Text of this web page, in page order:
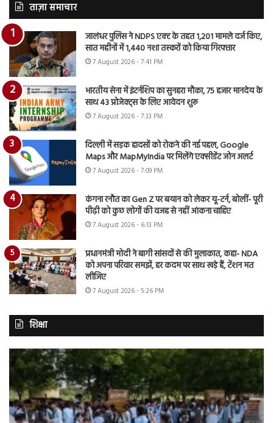
ताज़ा समाचार
जालंधर पुलिस ने NDPS एक्ट के तहत 1,201 मामले दर्ज किए,
सात महीनों में 1,440 नशा तस्करों को किया गिरफ्तार
7 August 2026 - 7:41 PM
भारतीय सेना में इंटर्नशिप का सुनहरा मौका, 75 हजार मानदेय के
साथ 43 प्रोजेक्ट्स के लिए आवेदन शुरू
7 August 2026 - 7:33 PM
दिल्ली में सड़क हादसों को रोकने की नई पहल, Google
Maps और MapMyIndia पर मिलेंगे एक्सीडेंट जोन अलर्ट
7 August 2026 - 7:09 PM
कंगना रनौत का Gen Z पर बयान को लेकर यू-टर्न, बोलीं- पूरी
पीढ़ी को कुछ लोगों की वजह से नहीं आंकना चाहिए
7 August 2026 - 6:13 PM
प्रधानमंत्री मोदी ने बागी सांसदों से की मुलाकात, कहा- NDA
को अपना परिवार समझें, हर कदम पर साथ खड़े हैं, टेंशन मत
लीजिए
7 August 2026 - 5:26 PM
शिक्षा